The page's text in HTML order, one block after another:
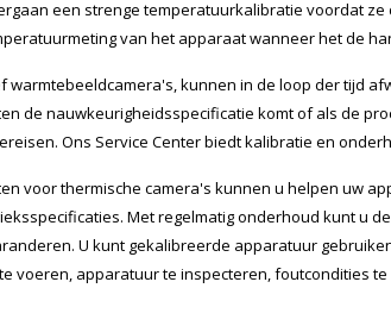
een strenge temperatuurkalibratie voordat
van het apparaat wanneer het de
warmtebeeldcamera's, kunnen in de loop der tijd
de nauwkeurigheidsspecificatie komt of als de
Ons Service Center biedt kalibratie en
voor thermische camera's kunnen u helpen uw
Met regelmatig onderhoud kunt u
U kunt gekalibreerde apparatuur
voeren, apparatuur te inspecteren, foutcondities